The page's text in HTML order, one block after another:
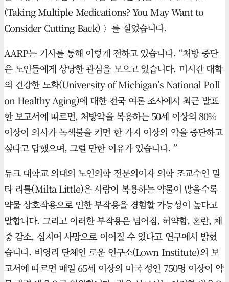
(Taking Multiple Medications? You May Want to
Consider Cutting Back) 〉를 실었습니다.
AARP는 기사를 통해 이렇게 전하고 있습니다. “처방 중단
은 노인들에게 상당한 관심을 모으고 있습니다. 미시간 대학
의 건강한 노화(University of Michigan’s National Poll
on Healthy Aging)에 대한 전국 여론 조사에서 최근 발표
한 보고서에 따르면, 처방약을 복용하는 50세 이상의 80%
이상이 의사가 녹색불을 켜면 한 가지 이상의 약을 중단하고
싶다고 답했으며, 그럴 만한 이유가 있습니다. ”
듀크 대학교 의대의 노인의학 전문의이자 의학 조교수인 밀
타 리틀(Milta Little)은 사람이 복용하는 약물이 많을수록
약물 상호작용으로 인한 부작용을 경험할 가능성이 높다고
말합니다. 그리고 이러한 부작용은 넘어짐, 허약함, 혼란, 체
중 감소, 심지어 사망으로 이어질 수 있다고 연구에서 밝혔
습니다. 비영리 단체인 로운 연구소(Lown Institute)의 보
고서에 따르면 매일 65세 이상의 미국 성인 750명 이상이 약